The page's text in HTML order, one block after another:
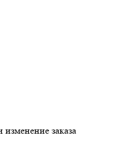
изменение заказа